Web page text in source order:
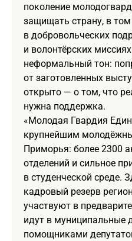
поколение
защищать страну, в том
в добровольческих
и волонтёрских
неформальный тон:
от заготовленных
открыто — о том, что
нужна поддержка.
«Молодая Гвардия
крупнейшим
Приморья: более 2300
отделений и сильное
в студенческой среде.
кадровый резерв
участвуют в
идут в муниципальные
помощниками